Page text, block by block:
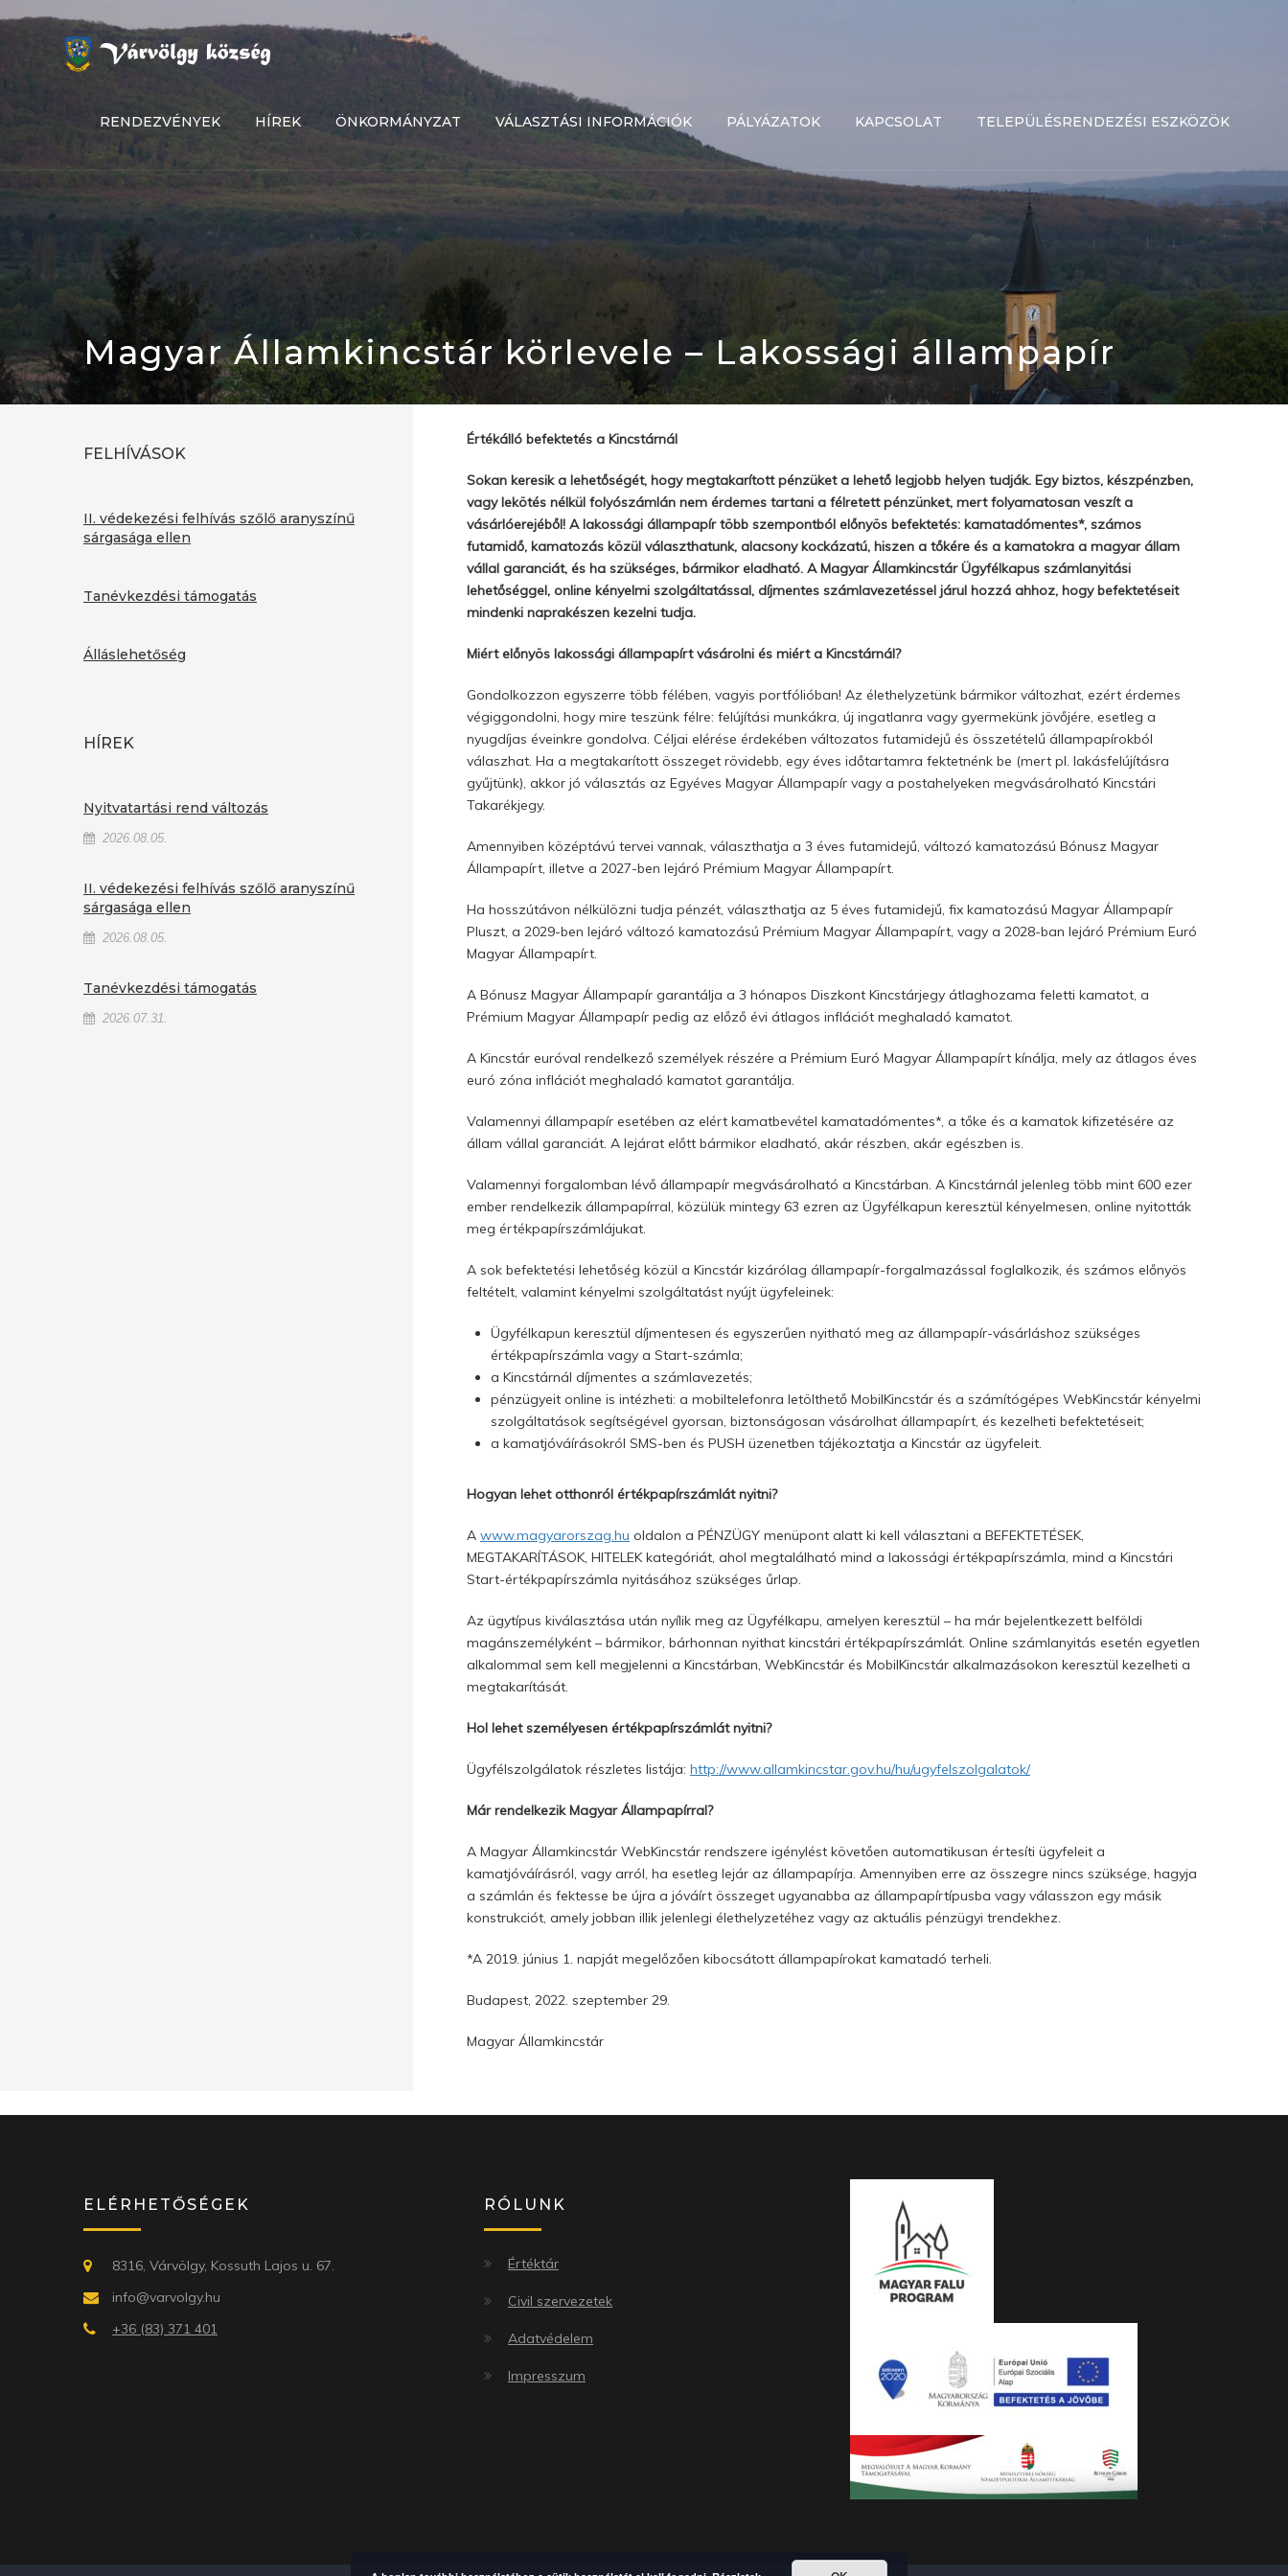
RENDEZVÉNYEK HÍREK ÖNKORMÁNYZAT VÁLASZTÁSI INFORMÁCIÓK PÁLYÁZATOK KAPCSOLAT TELEPÜLÉSRENDEZÉSI ESZKÖZÖK
Magyar Államkincstár körlevele – Lakossági állampapír
Értékálló befektetés a Kincstárnál
Sokan keresik a lehetőségét, hogy megtakarított pénzüket a lehető legjobb helyen tudják. Egy biztos, készpénzben,
vagy lekötés nélkül folyószámlán nem érdemes tartani a félretett pénzünket, mert folyamatosan veszít a
vásárlóerejéből! A lakossági állampapír több szempontból előnyös befektetés: kamatadómentes*, számos
futamidő, kamatozás közül választhatunk, alacsony kockázatú, hiszen a tőkére és a kamatokra a magyar állam
vállal garanciát, és ha szükséges, bármikor eladható. A Magyar Államkincstár Ügyfélkapus számlanyitási
lehetőséggel, online kényelmi szolgáltatással, díjmentes számlavezetéssel járul hozzá ahhoz, hogy befektetéseit
mindenki naprakészen kezelni tudja.
Miért előnyös lakossági állampapírt vásárolni és miért a Kincstárnál?
Gondolkozzon egyszerre több félében, vagyis portfólióban! Az élethelyzetünk bármikor változhat, ezért érdemes
végiggondolni, hogy mire teszünk félre: felújítási munkákra, új ingatlanra vagy gyermekünk jövőjére, esetleg a
nyugdíjas éveinkre gondolva. Céljai elérése érdekében változatos futamidejű és összetételű állampapírokból
válaszhat. Ha a megtakarított összeget rövidebb, egy éves időtartamra fektetnénk be (mert pl. lakásfelújításra
gyűjtünk), akkor jó választás az Egyéves Magyar Állampapír vagy a postahelyeken megvásárolható Kincstári
Takarékjegy.
Amennyiben középtávú tervei vannak, választhatja a 3 éves futamidejű, változó kamatozású Bónusz Magyar
Állampapírt, illetve a 2027-ben lejáró Prémium Magyar Állampapírt.
Ha hosszútávon nélkülözni tudja pénzét, választhatja az 5 éves futamidejű, fix kamatozású Magyar Állampapír
Pluszt, a 2029-ben lejáró változó kamatozású Prémium Magyar Állampapírt, vagy a 2028-ban lejáró Prémium Euró
Magyar Állampapírt.
A Bónusz Magyar Állampapír garantálja a 3 hónapos Diszkont Kincstárjegy átlaghozama feletti kamatot, a
Prémium Magyar Állampapír pedig az előző évi átlagos inflációt meghaladó kamatot.
A Kincstár euróval rendelkező személyek részére a Prémium Euró Magyar Állampapírt kínálja, mely az átlagos éves
euró zóna inflációt meghaladó kamatot garantálja.
Valamennyi állampapír esetében az elért kamatbevétel kamatadómentes*, a tőke és a kamatok kifizetésére az
állam vállal garanciát. A lejárat előtt bármikor eladható, akár részben, akár egészben is.
Valamennyi forgalomban lévő állampapír megvásárolható a Kincstárban. A Kincstárnál jelenleg több mint 600 ezer
ember rendelkezik állampapírral, közülük mintegy 63 ezren az Ügyfélkapun keresztül kényelmesen, online nyitották
meg értékpapírszámlájukat.
A sok befektetési lehetőség közül a Kincstár kizárólag állampapír-forgalmazással foglalkozik, és számos előnyös
feltételt, valamint kényelmi szolgáltatást nyújt ügyfeleinek:
Ügyfélkapun keresztül díjmentesen és egyszerűen nyitható meg az állampapír-vásárláshoz szükséges
értékpapírszámla vagy a Start-számla;
a Kincstárnál díjmentes a számlavezetés;
pénzügyeit online is intézheti: a mobiltelefonra letölthető MobilKincstár és a számítógépes WebKincstár kényelmi
szolgáltatások segítségével gyorsan, biztonságosan vásárolhat állampapírt, és kezelheti befektetéseit;
a kamatjóváírásokról SMS-ben és PUSH üzenetben tájékoztatja a Kincstár az ügyfeleit.
Hogyan lehet otthonról értékpapírszámlát nyitni?
A www.magyarorszag.hu oldalon a PÉNZÜGY menüpont alatt ki kell választani a BEFEKTETÉSEK,
MEGTAKARÍTÁSOK, HITELEK kategóriát, ahol megtalálható mind a lakossági értékpapírszámla, mind a Kincstári
Start-értékpapírszámla nyitásához szükséges űrlap.
Az ügytípus kiválasztása után nyílik meg az Ügyfélkapu, amelyen keresztül – ha már bejelentkezett belföldi
magánszemélyként – bármikor, bárhonnan nyithat kincstári értékpapírszámlát. Online számlanyitás esetén egyetlen
alkalommal sem kell megjelenni a Kincstárban, WebKincstár és MobilKincstár alkalmazásokon keresztül kezelheti a
megtakarítását.
Hol lehet személyesen értékpapírszámlát nyitni?
Ügyfélszolgálatok részletes listája: http://www.allamkincstar.gov.hu/hu/ugyfelszolgalatok/
Már rendelkezik Magyar Állampapírral?
A Magyar Államkincstár WebKincstár rendszere igénylést követően automatikusan értesíti ügyfeleit a
kamatjóváírásról, vagy arról, ha esetleg lejár az állampapírja. Amennyiben erre az összegre nincs szüksége, hagyja
a számlán és fektesse be újra a jóváírt összeget ugyanabba az állampapírtípusba vagy válasszon egy másik
konstrukciót, amely jobban illik jelenlegi élethelyzetéhez vagy az aktuális pénzügyi trendekhez.
*A 2019. június 1. napját megelőzően kibocsátott állampapírokat kamatadó terheli.
Budapest, 2022. szeptember 29.
Magyar Államkincstár
FELHÍVÁSOK
II. védekezési felhívás szőlő aranyszínű
sárgasága ellen
Tanévkezdési támogatás
Álláslehetőség
HÍREK
Nyitvatartási rend változás
2026.08.05.
II. védekezési felhívás szőlő aranyszínű
sárgasága ellen
2026.08.05.
Tanévkezdési támogatás
2026.07.31.
ELÉRHETŐSÉGEK
8316, Várvölgy, Kossuth Lajos u. 67.
info@varvolgy.hu
+36 (83) 371 401
RÓLUNK
Értéktár
Civil szervezetek
Adatvédelem
Impresszum